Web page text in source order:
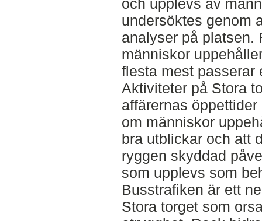
och upplevs av
undersöktes genom
analyser på platsen.
människor
flesta mest passerar
Aktiviteter på Stora
affärernas
om människor
bra utblickar och att
ryggen skyddad
som upplevs som
Busstrafiken är ett
Stora torget som